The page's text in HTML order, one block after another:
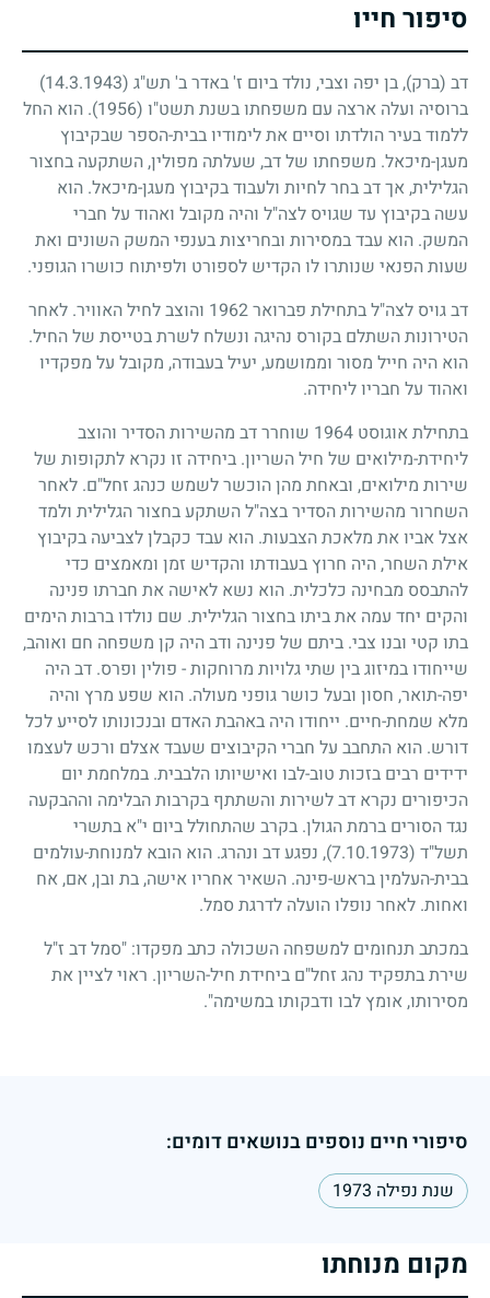
סיפור חייו
דב (ברק), בן יפה וצבי, נולד ביום ז' באדר ב' תש"ג (14.3.1943)
ברוסיה ועלה ארצה עם משפחתו בשנת תשט"ו (1956)
. הוא החל
ללמוד בעיר הולדתו וסיים את לימודיו בבית-הספר שבקיבוץ
מעגן-מיכאל. משפחתו של דב, שעלתה מפולין, השתקעה בחצור
הגלילית, אך דב בחר לחיות ולעבוד בקיבוץ מעגן-מיכאל. הוא
עשה בקיבוץ עד שגויס לצה"ל והיה מקובל ואהוד על חברי
המשק. הוא עבד במסירות ובחריצות בענפי המשק השונים ואת
שעות הפנאי שנותרו לו הקדיש לספורט ולפיתוח כושרו הגופני.
דב גויס לצה"ל בתחילת פברואר1962 והוצב לחיל האוויר. לאחר
הטירונות השתלם בקורס נהיגה ונשלח לשרת בטייסת של החיל.
הוא היה חייל מסור וממושמע, יעיל בעבודה, מקובל על מפקדיו
ואהוד על חבריו ליחידה.
בתחילת אוגוסט 1964 שוחרר דב מהשירות הסדיר והוצב
ליחידת-מילואים של חיל השריון. ביחידה זו נקרא לתקופות של
שירות מילואים, ובאחת מהן הוכשר לשמש כנהג זחל"ם. לאחר
השחרור מהשירות הסדיר בצה"ל השתקע בחצור הגלילית ולמד
אצל אביו את מלאכת הצבעות. הוא עבד כקבלן לצביעה בקיבוץ
אילת השחר, היה חרוץ בעבודתו והקדיש זמן ומאמצים כדי
להתבסס מבחינה כלכלית. הוא נשא לאישה את חברתו פנינה
והקים יחד עמה את ביתו בחצור הגלילית. שם נולדו ברבות הימים
בתו קטי ובנו צבי. ביתם של פנינה ודב היה קן משפחה חם ואוהב,
שייחודו במיזוג בין שתי גלויות מרוחקות- פולין ופרס. דב היה
יפה-תואר, חסון ובעל כושר גופני מעולה. הוא שפע מרץ והיה
מלא שמחת-חיים. ייחודו היה באהבת האדם ובנכונותו לסייע לכל
דורש. הוא התחבב על חברי הקיבוצים שעבד אצלם ורכש לעצמו
ידידים רבים בזכות טוב-לבו ואישיותו הלבבית. במלחמת יום
הכיפורים נקרא דב לשירות והשתתף בקרבות הבלימה וההבקעה
נגד הסורים ברמת הגולן. בקרב שהתחולל ביום י"א בתשרי
תשל"ד (7.10.1973)
, נפגע דב ונהרג. הוא הובא למנוחת-עולמים
בבית-העלמין בראש-פינה. השאיר אחריו אישה, בת ובן, אם, אח
ואחות. לאחר נופלו הועלה לדרגת סמל.
במכתב תנחומים למשפחה השכולה כתב מפקדו: "סמל דב ז"ל
שירת בתפקיד נהג זחל"ם ביחידת חיל-השריון. ראוי לציין את
מסירותו, אומץ לבו ודבקותו במשימה".
סיפורי חיים נוספים בנושאים דומים:
שנת נפילה 1973
מקום מנוחתו